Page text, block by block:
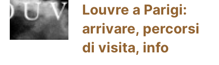
Louvre a Parigi:
arrivare, percorsi
di visita, info